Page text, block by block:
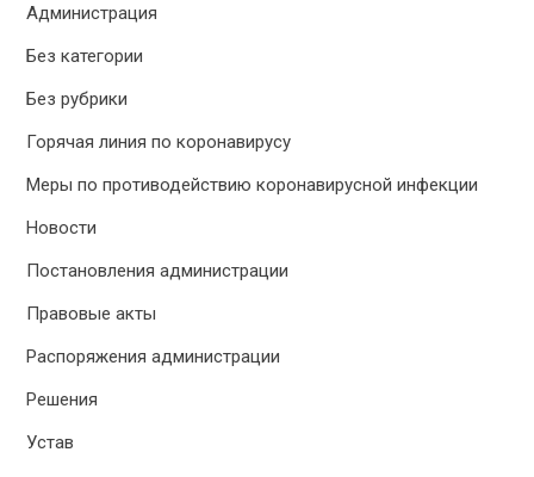
Администрация
Без категории
Без рубрики
Горячая линия по коронавирусу
Меры по противодействию коронавирусной инфекции
Новости
Постановления администрации
Правовые акты
Распоряжения администрации
Решения
Устав